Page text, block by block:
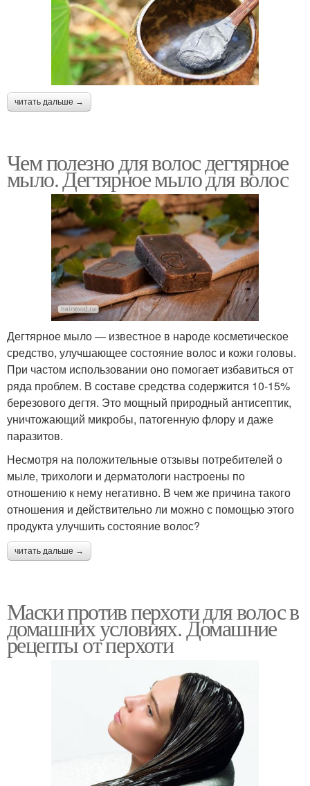
читать дальше →
Чем полезно для волос дегтярное
мыло. Дегтярное мыло для волос
Дегтярное мыло — известное в народе косметическое
средство, улучшающее состояние волос и кожи головы.
При частом использовании оно помогает избавиться от
ряда проблем. В составе средства содержится 10-15%
березового дегтя. Это мощный природный антисептик,
уничтожающий микробы, патогенную флору и даже
паразитов.
Несмотря на положительные отзывы потребителей о
мыле, трихологи и дерматологи настроены по
отношению к нему негативно. В чем же причина такого
отношения и действительно ли можно с помощью этого
продукта улучшить состояние волос?
читать дальше →
Маски против перхоти для волос в
домашних условиях. Домашние
рецепты от перхоти